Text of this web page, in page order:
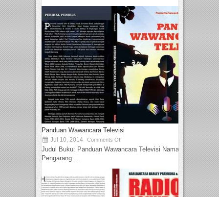
Panduan Wawancara Televisi
Jul 10, 2014 Comments Off
Judul Buku: Panduan Wawancara Televisi Nama
Pengarang:...